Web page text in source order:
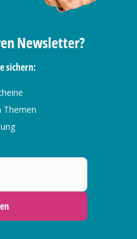
Newsletter?
sichern:
Themen